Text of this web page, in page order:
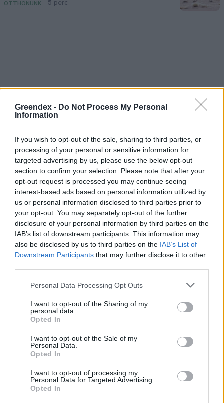
Greendex - Do Not Process My Personal
Information
If you wish to opt-out of the sale, sharing to third parties, or
processing of your personal or sensitive information for
targeted advertising by us, please use the below opt-out
section to confirm your selection. Please note that after your
opt-out request is processed you may continue seeing
interest-based ads based on personal information utilized by
us or personal information disclosed to third parties prior to
your opt-out. You may separately opt-out of the further
disclosure of your personal information by third parties on the
IAB’s list of downstream participants. This information may
also be disclosed by us to third parties on the IAB’s List of
Downstream Participants that may further disclose it to other
Personal Data Processing Opt Outs
I want to opt-out of the Sharing of my
personal data.
Opted In
I want to opt-out of the Sale of my
Personal Data.
Opted In
I want to opt-out of processing my
Personal Data for Targeted Advertising.
Opted In
OTTHONUNK 5 perc
„Mindegy már, hogy milyen
víz, csak víz legyen” |
Holnapután
A
az ember
Greendex
Pár éven belül
szivacsvárosokká kellene
alakítanunk a településeinket –
Podcast